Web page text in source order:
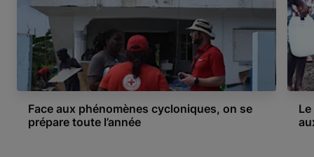
Face aux phénomènes cycloniques, on se
prépare toute l’année